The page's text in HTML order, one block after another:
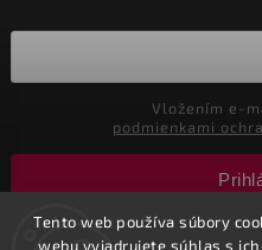
Tento web používa súbory
webu vyjadrujete súhlas s
podmienkami